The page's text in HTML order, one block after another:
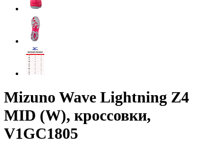
Mizuno Wave Lightning Z4
MID (W), кроссовки,
V1GC1805